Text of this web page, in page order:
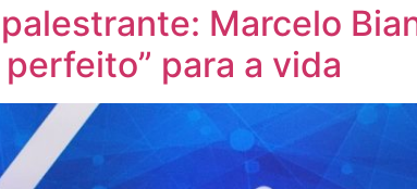
Marcelo
para a vida